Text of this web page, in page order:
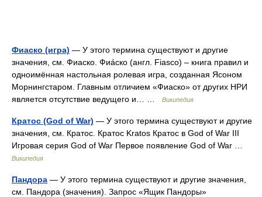
Фиаско (игра) — У этого термина существуют и другие
значения, см. Фиаско. Фиáско (англ. Fiasco) – книга правил и
одноимённая настольная ролевая игра, созданная Ясоном
Морнингстаром. Главным отличием «Фиаско» от других НРИ
является отсутствие ведущего и… …
Википедия
Кратос (God of War) — У этого термина существуют и другие
значения, см. Кратос. Кратос Kratos Кратос в God of War III
Игровая серия God of War Первое появление God of War …
Википедия
Пандора — У этого термина существуют и другие значения,
см. Пандора (значения). Запрос «Ящик Пандоры»